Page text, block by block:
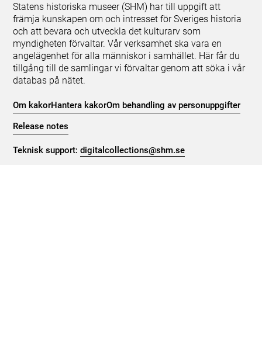
Statens historiska museer (SHM) har till uppgift att
främja kunskapen om och intresset för Sveriges historia
och att bevara och utveckla det kulturarv som
myndigheten förvaltar. Vår verksamhet ska vara en
angelägenhet för alla människor i samhället. Här får du
tillgång till de samlingar vi förvaltar genom att söka i vår
databas på nätet.
Om kakorHantera kakorOm behandling av personuppgifter
Release notes
Teknisk support:digitalcollections@shm.se